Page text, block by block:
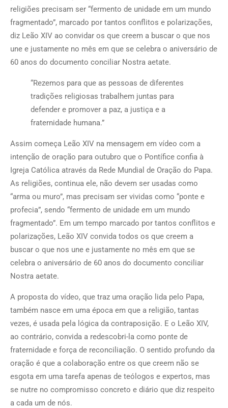
religiões precisam ser “fermento de unidade em um mundo
fragmentado”, marcado por tantos conflitos e polarizações,
diz Leão XIV ao convidar os que creem a buscar o que nos
une e justamente no mês em que se celebra o aniversário de
60 anos do documento conciliar Nostra aetate.
“Rezemos para que as pessoas de diferentes
tradições religiosas trabalhem juntas para
defender e promover a paz, a justiça e a
fraternidade humana.”
Assim começa Leão XIV na mensagem em vídeo com a
intenção de oração para outubro que o Pontífice confia à
Igreja Católica através da Rede Mundial de Oração do Papa.
As religiões, continua ele, não devem ser usadas como
“arma ou muro”, mas precisam ser vividas como “ponte e
profecia”, sendo “fermento de unidade em um mundo
fragmentado”. Em um tempo marcado por tantos conflitos e
polarizações, Leão XIV convida todos os que creem a
buscar o que nos une e justamente no mês em que se
celebra o aniversário de 60 anos do documento conciliar
Nostra aetate.
A proposta do vídeo, que traz uma oração lida pelo Papa,
também nasce em uma época em que a religião, tantas
vezes, é usada pela lógica da contraposição. E o Leão XIV,
ao contrário, convida a redescobri-la como ponte de
fraternidade e força de reconciliação. O sentido profundo da
oração é que a colaboração entre os que creem não se
esgota em uma tarefa apenas de teólogos e expertos, mas
se nutre no compromisso concreto e diário que diz respeito
a cada um de nós.